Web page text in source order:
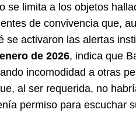
se limita a los objetos
de convivencia que,
se activaron las alertas
de 2026, indica que
incomodidad a otras
al ser requerida, no
permiso para escuchar